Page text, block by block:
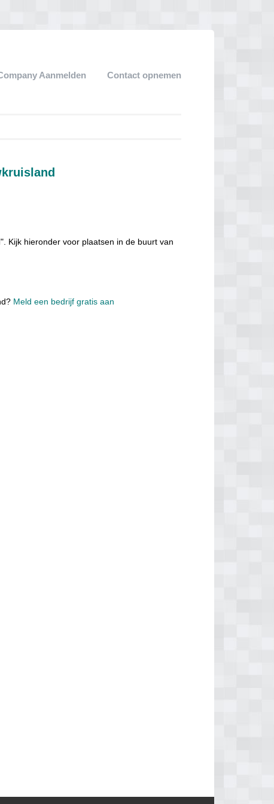
Aanmelden Contact opnemen
Kijk hieronder voor plaatsen in de buurt van
Meld een bedrijf gratis aan